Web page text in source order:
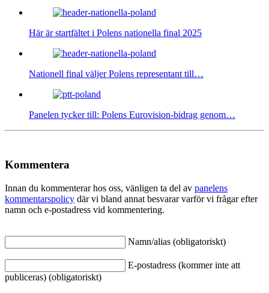
Här är startfältet i Polens nationella final 2025
Nationell final väljer Polens representant till…
Panelen tycker till: Polens Eurovision-bidrag genom…
Kommentera
Innan du kommenterar hos oss, vänligen ta del av panelens
kommentarspolicy där vi bland annat besvarar varför vi frågar efter
namn och e-postadress vid kommentering.
Namn/alias (obligatoriskt)
E-postadress (kommer inte att
publiceras) (obligatoriskt)